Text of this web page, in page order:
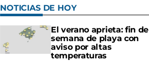
NOTICIAS DE HOY
El verano aprieta: fin de
semana de playa con
aviso por altas
temperaturas